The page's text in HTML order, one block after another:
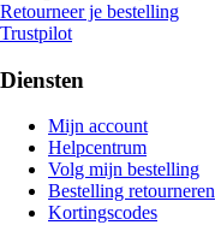
Retourneer je bestelling
Trustpilot
Diensten
Mijn account
Helpcentrum
Volg mijn bestelling
Bestelling retourneren
Kortingscodes